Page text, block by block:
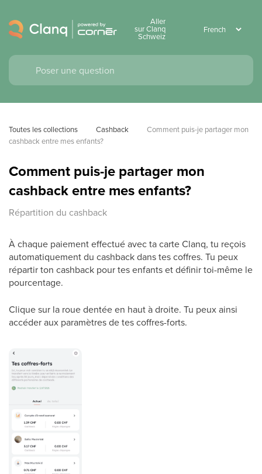
Aller
sur Clanq
Schweiz
Toutes les collections Cashback
Comment puis-je partager mon
cashback entre mes enfants?
Comment puis-je partager mon
cashback entre mes enfants?
Répartition du cashback
À chaque paiement effectué avec ta carte Clanq, tu reçois
automatiquement du cashback dans tes coffres. Tu peux
répartir ton cashback pour tes enfants et définir toi-même le
pourcentage.
Clique sur la roue dentée en haut à droite. Tu peux ainsi
accéder aux paramètres de tes coffres-forts.